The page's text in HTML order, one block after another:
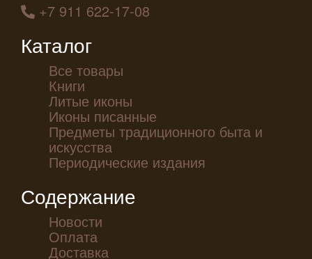
+7 911 622-17-08
Каталог
Все товары
Книги
Литые иконы
Иконы писанные
Предметы традиционного быта и
искусства
Периодические издания
Содержание
Новости
Оплата
Доставка